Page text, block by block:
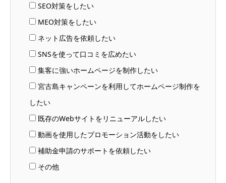
SEO対策をしたい
MEO対策をしたい
ネット広告を依頼したい
SNSを使って口コミを広めたい
集客に強いホームページを制作したい
宮古島キャンペーンを利用してホームページ制作を
したい
既存のWebサイトをリニューアルしたい
動画を使用したプロモーション活動をしたい
補助金申請のサポートを依頼したい
その他